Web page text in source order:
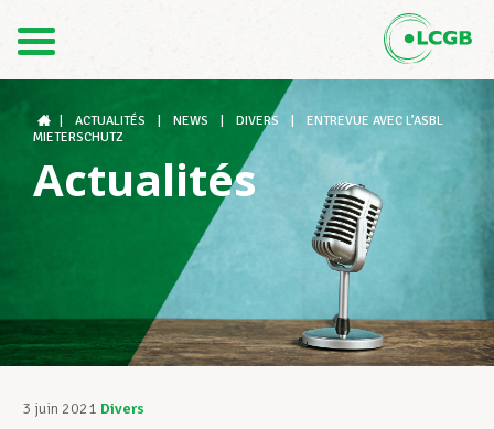
DE
Le LCGB
Structures syndicales
Assistance au Travail
ACTUALITÉS NEWS DIVERS
ENTREVUE AVEC L’ASBL
MIETERSCHUTZ
Actualités
3 juin 2021 Divers